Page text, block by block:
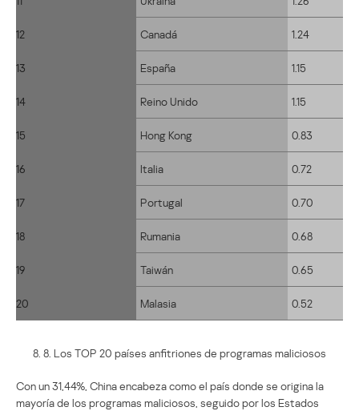
12 Canadá 1.24
13 España 1.15
14 Reino Unido 1.15
15 Hong Kong 0.83
16 Italia 0.72
17 Portugal 0.70
18 Rumania 0.68
19 Taiwán 0.65
20 Malasia 0.52
8. 8. Los TOP 20 países anfitriones de programas maliciosos
Con un 31,44%, China encabeza como el país donde se origina la
mayoría de los programas maliciosos, seguido por los Estados